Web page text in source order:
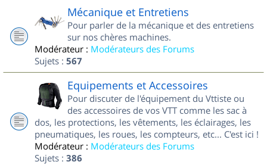
Mécanique et Entretiens
Pour parler de la mécanique et des entretiens
sur nos chères machines.
Modérateur : Modérateurs des Forums
Sujets : 567
Equipements et Accessoires
Pour discuter de l'équipement du Vttiste ou
des accessoires de vos VTT comme les sac à
dos, les protections, les vêtements, les éclairages, les
pneumatiques, les roues, les compteurs, etc... C'est ici !
Modérateur : Modérateurs des Forums
Sujets : 386